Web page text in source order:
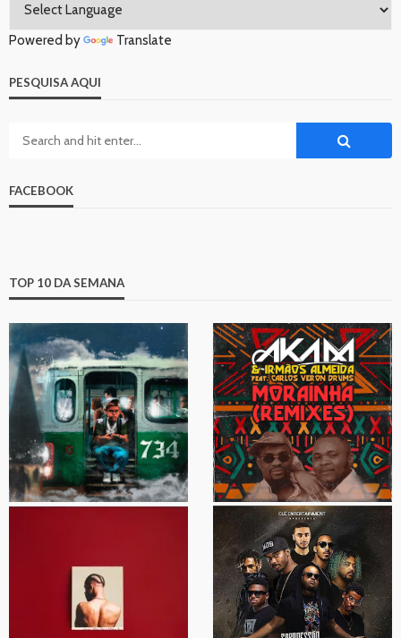
Powered by Translate
PESQUISA AQUI
FACEBOOK
TOP 10 DA SEMANA